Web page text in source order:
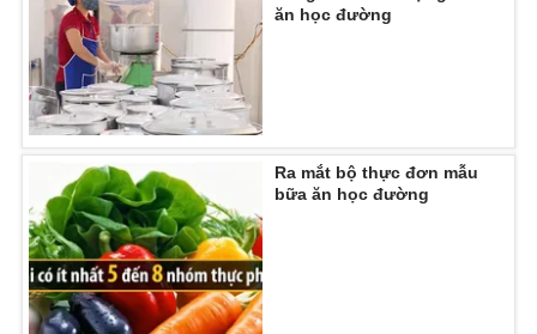
Theo dõi báo trên
Cơ quan chủ quản:Đài Truyền hình Việt Nam
Cơ quan báo chí:Thời báo VTV
Giấy phép hoạt động báo in và báo điện tử số 483/GP-BTTTT
cấp ngày 29/12/2023
Tổng Biên tập:Vũ Thanh Thủy
Phó Tổng Biên tập:Nguyễn Thị Mỹ Hạnh, Phạm Quốc Thắng,
Nguyễn Trọng Ninh
Tổng đài VTV:024.38 355 931 - 024.38 355 932
ăn học đường
Ra mắt bộ thực đơn mẫu
bữa ăn học đường